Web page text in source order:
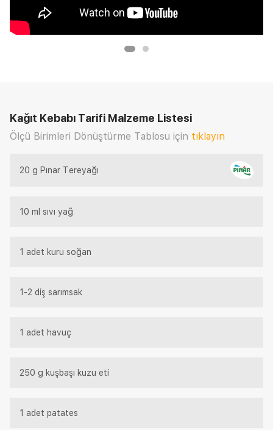
Kağıt Kebabı Tarifi Malzeme Listesi
Ölçü Birimleri Dönüştürme Tablosu için tıklayın
20 g Pınar Tereyağı
10 ml sıvı yağ
1 adet kuru soğan
1-2 diş sarımsak
1 adet havuç
250 g kuşbaşı kuzu eti
1 adet patates